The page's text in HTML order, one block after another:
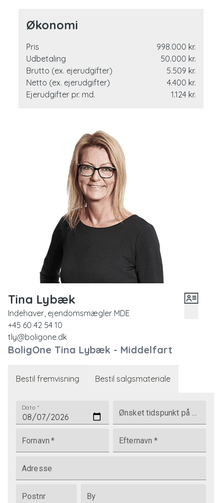
får rigtig meget for pengene!
Økonomi
Pris
998.000 kr.
Udbetaling
50.000 kr.
Brutto (ex. ejerudgifter)
5.509 kr.
Netto (ex. ejerudgifter)
4.400 kr.
Ejerudgifter pr. md.
1.124 kr.
Tina Lybæk
Indehaver, ejendomsmægler MDE
+45 60 42 54 10
tly@boligone.dk
BoligOne Tina Lybæk - Middelfart
Bestil fremvisning Bestil salgsmateriale
Dato *
Ønsket tidspunkt på dagen
Fornavn * Efternavn *
Adresse
Postnr By